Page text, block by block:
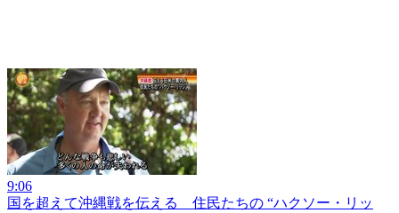
9:06
国を超えて沖縄戦を伝える 住民たちの “ハクソー・リッ